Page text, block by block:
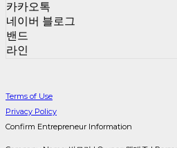
카카오톡
네이버 블로그
밴드
라인
Terms of Use
Privacy Policy
Confirm Entrepreneur Information